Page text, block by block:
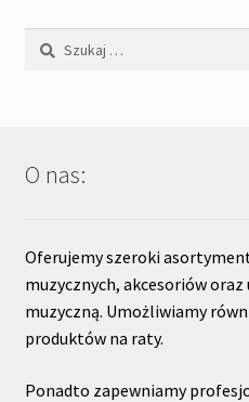
Szukaj:
O nas:
Oferujemy szeroki
muzycznych, akcesoriów oraz
muzyczną. Umożliwiamy
produktów na raty.
Ponadto zapewniamy